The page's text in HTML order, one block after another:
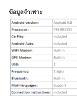
ข้อมูลจำเพาะ